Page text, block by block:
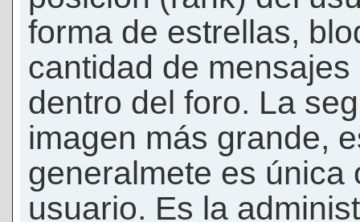
forma de estrellas,
cantidad de
dentro del foro. La
imagen más grande,
generalmete es única
usuario. Es la